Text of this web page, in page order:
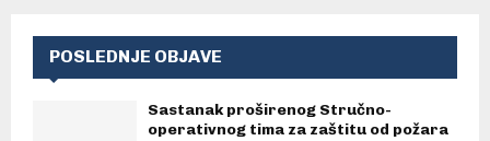
POSLEDNJE OBJAVE
Sastanak proširenog Stručno-
operativnog tima za zaštitu od požara